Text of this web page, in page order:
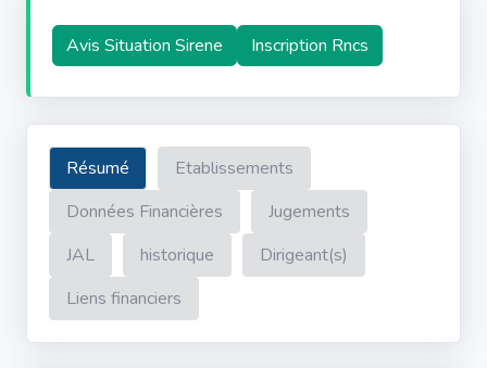
Avis Situation Sirene Inscription Rncs
Résumé
Etablissements
Données Financières
Jugements
JAL
historique
Dirigeant(s)
Liens financiers